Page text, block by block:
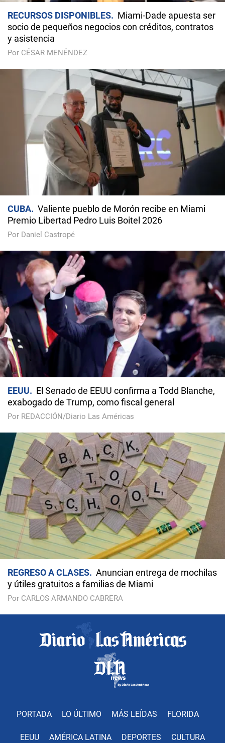
RECURSOS DISPONIBLES
Miami-Dade apuesta ser
socio de pequeños negocios con créditos, contratos
y asistencia
Por CÉSAR MENÉNDEZ
CUBA
Valiente pueblo de Morón recibe en Miami
Premio Libertad Pedro Luis Boitel 2026
Por Daniel Castropé
EEUU
El Senado de EEUU confirma a Todd Blanche,
exabogado de Trump, como fiscal general
Por REDACCIÓN/Diario Las Américas
REGRESO A CLASES
Anuncian entrega de mochilas
y útiles gratuitos a familias de Miami
Por CARLOS ARMANDO CABRERA
PORTADA LO ÚLTIMO MÁS LEÍDAS FLORIDA
EEUU AMÉRICA LATINA DEPORTES CULTURA